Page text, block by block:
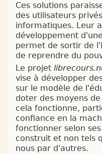
Ces solutions
des utilisateurs
informatiques. Leur
développement
permet de sortir de
de reprendre du
Le projet
vise à développer
sur le modèle de
doter des moyens
cela fonctionne,
confiance en la
fonctionner selon
construit et non tels
nous par d'autres.